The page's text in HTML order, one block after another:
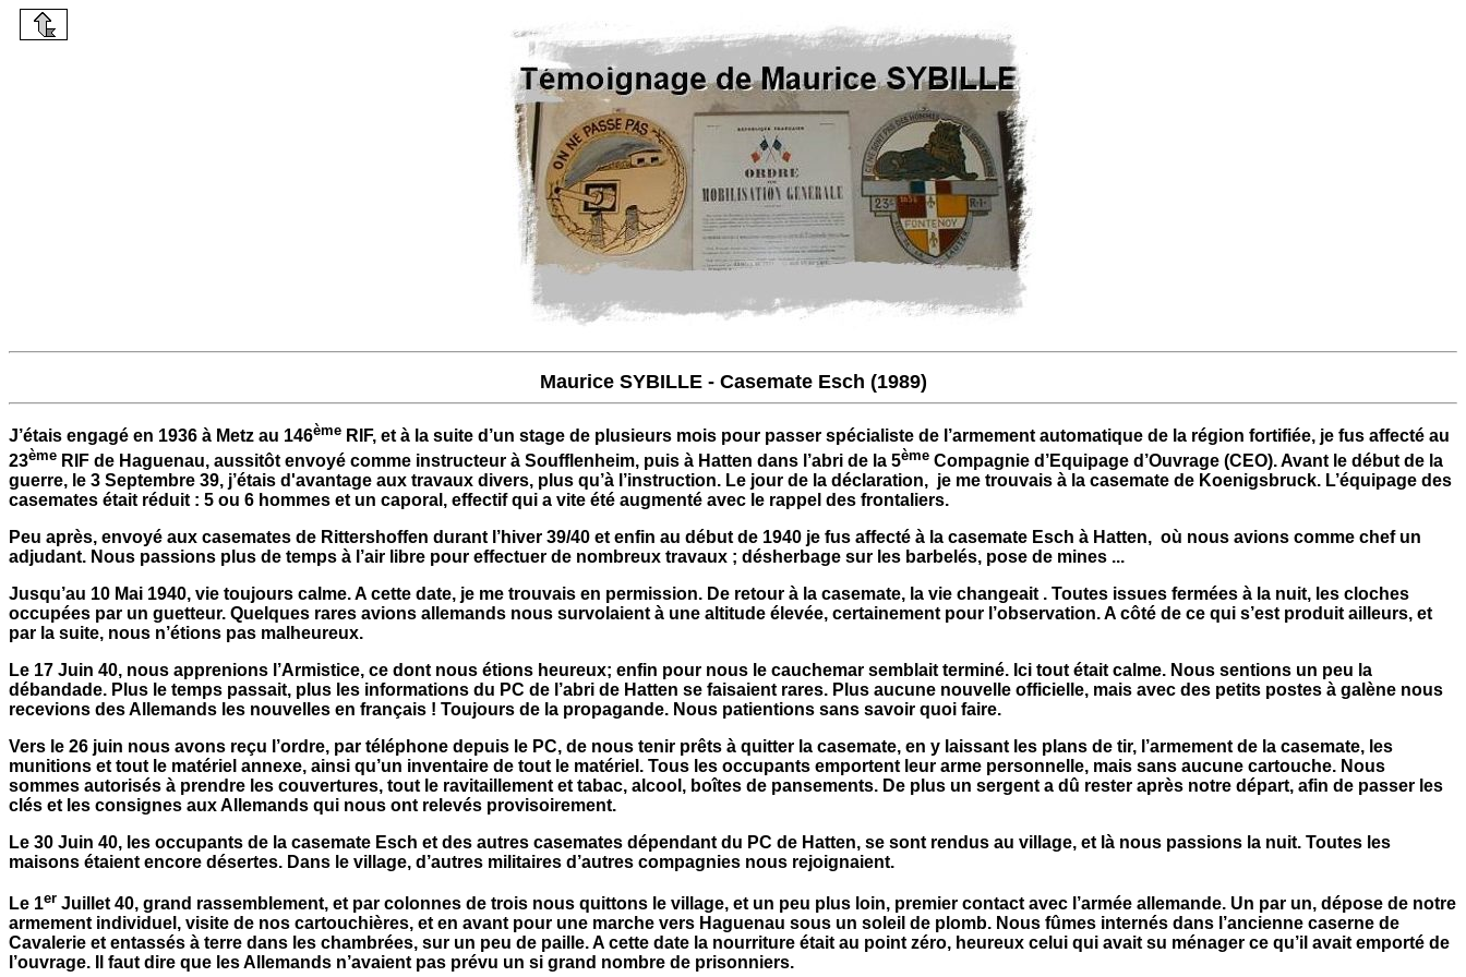
Maurice SYBILLE - Casemate Esch (1989)
J’étais engagé en 1936 à Metz au 146ème RIF, et à la suite d’un stage de plusieurs mois pour passer spécialiste de l’armement automatique de la région fortifiée, je fus affecté au
23ème RIF de Haguenau, aussitôt envoyé comme instructeur à Soufflenheim, puis à Hatten dans l’abri de la 5ème Compagnie d’Equipage d’Ouvrage (CEO). Avant le début de la
guerre, le 3 Septembre 39, j’étais d'avantage aux travaux divers, plus qu’à l’instruction. Le jour de la déclaration, je me trouvais à la casemate de Koenigsbruck. L’équipage des
casemates était réduit : 5 ou 6 hommes et un caporal, effectif qui a vite été augmenté avec le rappel des frontaliers.
Peu après, envoyé aux casemates de Rittershoffen durant l’hiver 39/40 et enfin au début de 1940 je fus affecté à la casemate Esch à Hatten, où nous avions comme chef un
adjudant. Nous passions plus de temps à l’air libre pour effectuer de nombreux travaux ; désherbage sur les barbelés, pose de mines ...
Jusqu’au 10 Mai 1940, vie toujours calme. A cette date, je me trouvais en permission. De retour à la casemate, la vie changeait . Toutes issues fermées à la nuit, les cloches
occupées par un guetteur. Quelques rares avions allemands nous survolaient à une altitude élevée, certainement pour l’observation. A côté de ce qui s’est produit ailleurs, et
par la suite, nous n’étions pas malheureux.
Le 17 Juin 40, nous apprenions l’Armistice, ce dont nous étions heureux; enfin pour nous le cauchemar semblait terminé. Ici tout était calme. Nous sentions un peu la
débandade. Plus le temps passait, plus les informations du PC de l’abri de Hatten se faisaient rares. Plus aucune nouvelle officielle, mais avec des petits postes à galène nous
recevions des Allemands les nouvelles en français ! Toujours de la propagande. Nous patientions sans savoir quoi faire.
Vers le 26 juin nous avons reçu l’ordre, par téléphone depuis le PC, de nous tenir prêts à quitter la casemate, en y laissant les plans de tir, l’armement de la casemate, les
munitions et tout le matériel annexe, ainsi qu’un inventaire de tout le matériel. Tous les occupants emportent leur arme personnelle, mais sans aucune cartouche. Nous
sommes autorisés à prendre les couvertures, tout le ravitaillement et tabac, alcool, boîtes de pansements. De plus un sergent a dû rester après notre départ, afin de passer les
clés et les consignes aux Allemands qui nous ont relevés provisoirement.
Le 30 Juin 40, les occupants de la casemate Esch et des autres casemates dépendant du PC de Hatten, se sont rendus au village, et là nous passions la nuit. Toutes les
maisons étaient encore désertes. Dans le village, d’autres militaires d’autres compagnies nous rejoignaient.
Le 1er Juillet 40, grand rassemblement, et par colonnes de trois nous quittons le village, et un peu plus loin, premier contact avec l’armée allemande. Un par un, dépose de notre
armement individuel, visite de nos cartouchières, et en avant pour une marche vers Haguenau sous un soleil de plomb. Nous fûmes internés dans l’ancienne caserne de
Cavalerie et entassés à terre dans les chambrées, sur un peu de paille. A cette date la nourriture était au point zéro, heureux celui qui avait su ménager ce qu’il avait emporté de
l’ouvrage. Il faut dire que les Allemands n’avaient pas prévu un si grand nombre de prisonniers.